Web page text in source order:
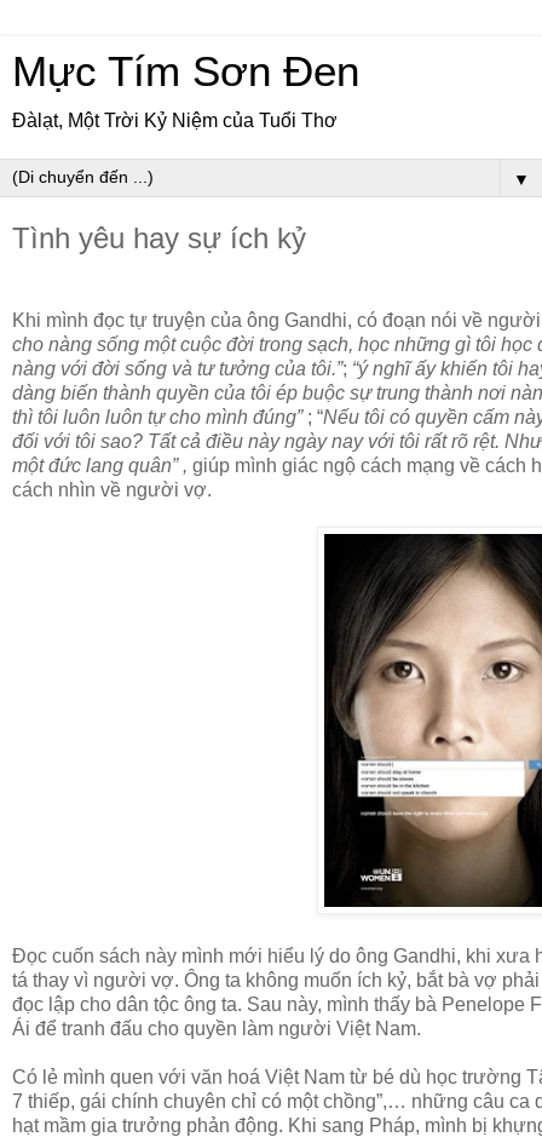
Mực Tím Sơn Đen
Đàlạt, Một Trời Kỷ Niệm của Tuổi Thơ
▼
Tình yêu hay sự ích kỷ
Khi mình đọc tự truyện của ông Gandhi, có đoạn nói về
cho nàng sống một cuộc đời trong sạch, học những gì tôi
nàng với đời sống và tư tưởng của tôi.”; “ý nghĩ ấy khiến tôi
dàng biến thành quyền của tôi ép buộc sự trung thành nơi
thì tôi luôn luôn tự cho mình đúng” ; “Nếu tôi có quyền cấm
đối với tôi sao? Tất cả điều này ngày nay với tôi rất rõ rệt.
một đức lang quân” , giúp mình giác ngộ cách mạng về cách
cách nhìn về người vợ.
Đọc cuốn sách này mình mới hiểu lý do ông Gandhi, khi xưa
tá thay vì người vợ. Ông ta không muốn ích kỷ, bắt bà vợ
đọc lập cho dân tộc ông ta. Sau này, mình thấy bà Penelope
Ái để tranh đấu cho quyền làm người Việt Nam.
Có lẻ mình quen với văn hoá Việt Nam từ bé dù học trường
7 thiếp, gái chính chuyên chỉ có một chồng”,… những câu ca
hạt mầm gia trưởng phản động. Khi sang Pháp, mình bị